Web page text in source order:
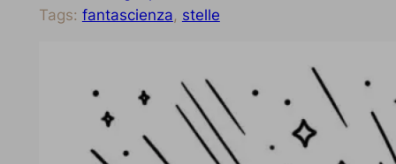
Tags: fantascienza, stelle